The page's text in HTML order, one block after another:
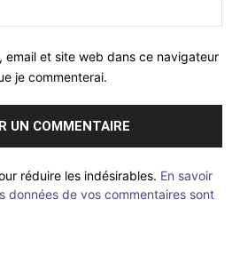
email et site web dans ce navigateur
je commenterai.
réduire les indésirables. En savoir
données de vos commentaires sont